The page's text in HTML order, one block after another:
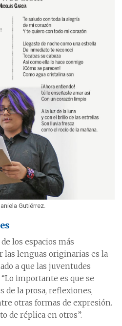
Gutiérrez.
los espacios más
lenguas originarias es la
a que las juventudes
importante es que se
de la prosa, reflexiones,
otras formas de expresión.
de réplica en otros”.